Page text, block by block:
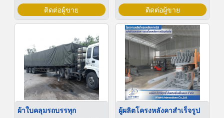
ติดต่อผู้ขาย ติดต่อผู้ขาย
ผ้าใบคลุมรถบรรทุก ผู้ผลิตโครงหลังคาสำเร็จรูป